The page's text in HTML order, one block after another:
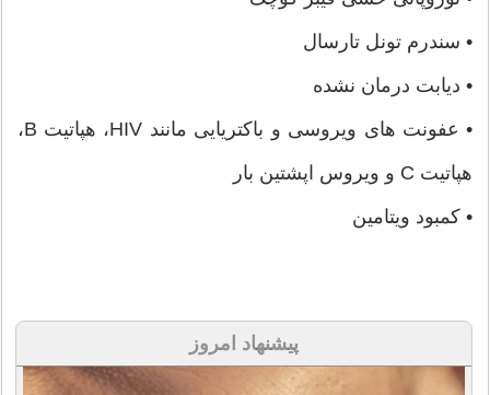
• سندرم تونل تارسال
• دیابت درمان نشده
• عفونت های ویروسی و باکتریایی مانند HIV، هپاتیت B،
هپاتیت C و ویروس اپشتین بار
• کمبود ویتامین
پیشنهاد امروز